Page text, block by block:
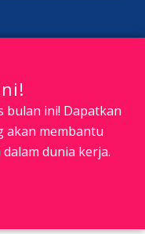
bulan ini! Dapatkan
akan membantu
dunia kerja.